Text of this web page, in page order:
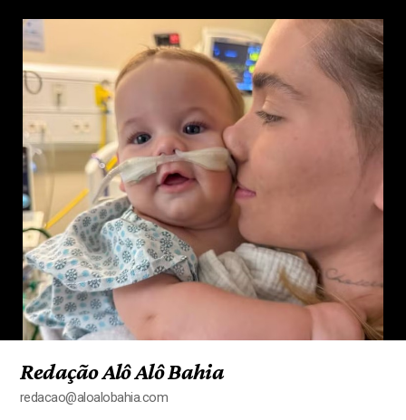
Redação Alô Alô Bahia
redacao@aloalobahia.com